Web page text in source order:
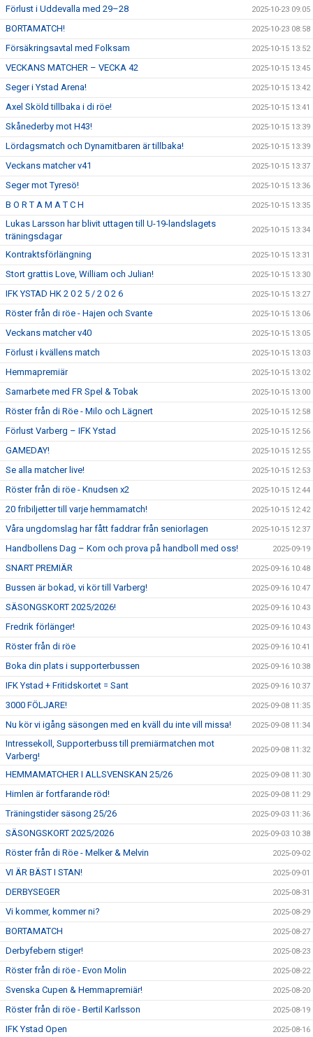
Förlust i Uddevalla med 29–28 2025-10-23 09:05
BORTAMATCH! 2025-10-23 08:58
Försäkringsavtal med Folksam 2025-10-15 13:52
VECKANS MATCHER – VECKA 42 2025-10-15 13:45
Seger i Ystad Arena! 2025-10-15 13:42
Axel Sköld tillbaka i di röe! 2025-10-15 13:41
Skånederby mot H43! 2025-10-15 13:39
Lördagsmatch och Dynamitbaren är tillbaka! 2025-10-15 13:39
Veckans matcher v41 2025-10-15 13:37
Seger mot Tyresö! 2025-10-15 13:36
B O R T A M A T C H 2025-10-15 13:35
Lukas Larsson har blivit uttagen till U-19-landslagets
träningsdagar
2025-10-15 13:34
Kontraktsförlängning 2025-10-15 13:31
Stort grattis Love, William och Julian! 2025-10-15 13:30
IFK YSTAD HK 2 0 2 5 / 2 0 2 6 2025-10-15 13:27
Röster från di röe - Hajen och Svante 2025-10-15 13:06
Veckans matcher v40 2025-10-15 13:05
Förlust i kvällens match 2025-10-15 13:03
Hemmapremiär 2025-10-15 13:02
Samarbete med FR Spel & Tobak 2025-10-15 13:00
Röster från di Röe - Milo och Lägnert 2025-10-15 12:58
Förlust Varberg – IFK Ystad 2025-10-15 12:56
GAMEDAY! 2025-10-15 12:55
Se alla matcher live! 2025-10-15 12:53
Röster från di röe - Knudsen x2 2025-10-15 12:44
20 fribiljetter till varje hemmamatch! 2025-10-15 12:42
Våra ungdomslag har fått faddrar från seniorlagen 2025-10-15 12:37
Handbollens Dag – Kom och prova på handboll med oss! 2025-09-19
SNART PREMIÄR 2025-09-16 10:48
Bussen är bokad, vi kör till Varberg! 2025-09-16 10:47
SÄSONGSKORT 2025/2026! 2025-09-16 10:43
Fredrik förlänger! 2025-09-16 10:43
Röster från di röe 2025-09-16 10:41
Boka din plats i supporterbussen 2025-09-16 10:38
IFK Ystad + Fritidskortet = Sant 2025-09-16 10:37
3000 FÖLJARE! 2025-09-08 11:35
Nu kör vi igång säsongen med en kväll du inte vill missa! 2025-09-08 11:34
Intressekoll, Supporterbuss till premiärmatchen mot
Varberg!
2025-09-08 11:32
HEMMAMATCHER I ALLSVENSKAN 25/26 2025-09-08 11:30
Himlen är fortfarande röd! 2025-09-08 11:29
Träningstider säsong 25/26 2025-09-03 11:36
SÄSONGSKORT 2025/2026 2025-09-03 10:38
Röster från di Röe - Melker & Melvin 2025-09-02
VI ÄR BÄST I STAN! 2025-09-01
DERBYSEGER 2025-08-31
Vi kommer, kommer ni? 2025-08-29
BORTAMATCH 2025-08-27
Derbyfebern stiger! 2025-08-23
Röster från di röe - Evon Molin 2025-08-22
Svenska Cupen & Hemmapremiär! 2025-08-20
Röster från di röe - Bertil Karlsson 2025-08-19
IFK Ystad Open 2025-08-16